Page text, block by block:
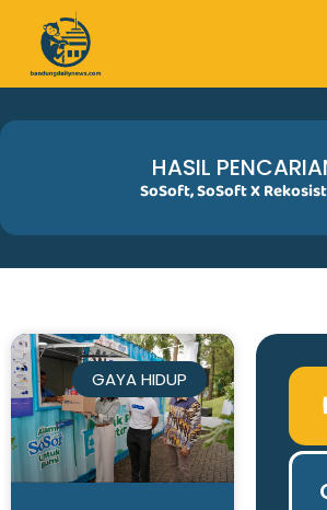
content
HASIL
SoSoft,SoSoft X
GAYA HIDUP